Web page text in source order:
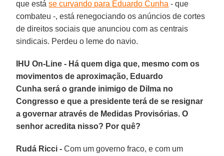
que estáse curvando para Eduardo Cunha - que
combateu -, está renegociando os anúncios de cortes
de direitos sociais que anunciou com as centrais
sindicais. Perdeu o leme do navio.
IHU On-Line - Há quem diga que, mesmo com os
movimentos de aproximação, Eduardo
Cunha será o grande inimigo de Dilma no
Congresso e que a presidente terá de se resignar
a governar através de Medidas Provisórias. O
senhor acredita nisso? Por quê?
Rudá Ricci - Com um governo fraco, e com um